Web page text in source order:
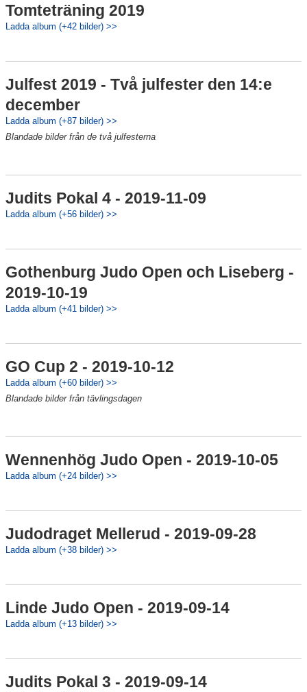
Tomteträning 2019
Ladda album (+42 bilder) >>
Julfest 2019 - Två julfester den 14:e
december
Ladda album (+87 bilder) >>
Blandade bilder från de två julfesterna
Judits Pokal 4 - 2019-11-09
Ladda album (+56 bilder) >>
Gothenburg Judo Open och Liseberg -
2019-10-19
Ladda album (+41 bilder) >>
GO Cup 2 - 2019-10-12
Ladda album (+60 bilder) >>
Blandade bilder från tävlingsdagen
Wennenhög Judo Open - 2019-10-05
Ladda album (+24 bilder) >>
Judodraget Mellerud - 2019-09-28
Ladda album (+38 bilder) >>
Linde Judo Open - 2019-09-14
Ladda album (+13 bilder) >>
Judits Pokal 3 - 2019-09-14